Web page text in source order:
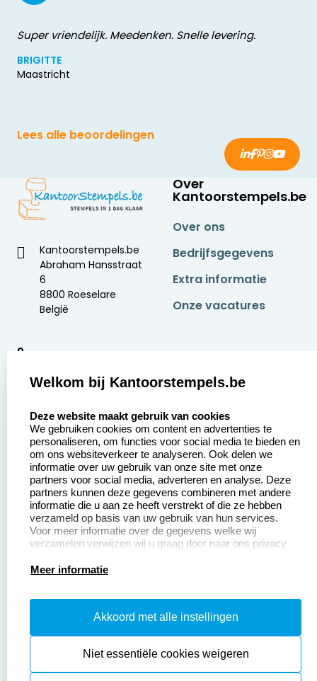
Super vriendelijk. Meedenken. Snelle levering.
BRIGITTE
Maastricht
Lees alle beoordelingen
Kantoorstempels.be
Abraham Hansstraat
6
8800 Roeselare
België
9
Over
Kantoorstempels.be
Over ons
Bedrijfsgegevens
Extra informatie
Onze vacatures
Aanvraag op maat
Betaling &
Verzending
Wederverkoper
worden
Contact opnemen
Veel gestelde vragen
Retourneren
Herroepingsrecht
Productinformatie:
Instructiepagina
Safety Sheets
Welkom bij Kantoorstempels.be
Deze website maakt gebruik van cookies
We gebruiken cookies om content en advertenties te
personaliseren, om functies voor social media te bieden en
om ons websiteverkeer te analyseren. Ook delen we
informatie over uw gebruik van onze site met onze
partners voor social media, adverteren en analyse. Deze
partners kunnen deze gegevens combineren met andere
informatie die u aan ze heeft verstrekt of die ze hebben
verzameld op basis van uw gebruik van hun services.
Voor meer informatie over de gegevens welke wij
verzamelen verwijzen wij u graag door naar ons privacy
Meer informatie
Akkoord met alle instellingen
Niet essentiële cookies weigeren